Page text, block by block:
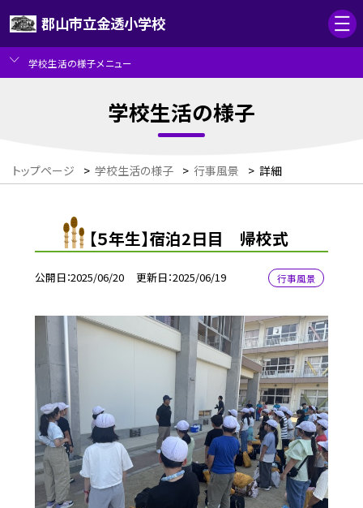
郡山市立金透小学校
学校生活の様子メニュー
学校生活の様子
トップページ > 学校生活の様子 > 行事風景 > 詳細
【５年生】宿泊2日目 帰校式
公開日 2025/06/20 更新日 2025/06/19 行事風景